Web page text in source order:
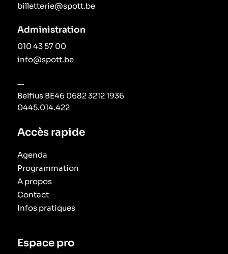
Accès rapide
Agenda
Programmation
A propos
Contact
Infos pratiques
Espace pro
billetterie@spott.be
Administration
010 43 57 00
info@spott.be
—
Belfius BE46 0682 3212 1936
0445.014.422